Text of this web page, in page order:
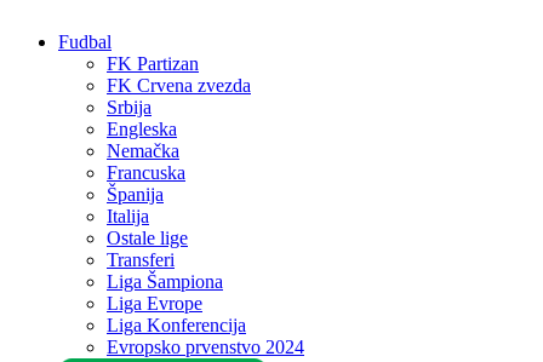
Fudbal
FK Partizan
FK Crvena zvezda
Srbija
Engleska
Nemačka
Francuska
Španija
Italija
Ostale lige
Transferi
Liga Šampiona
Liga Evrope
Liga Konferencija
Evropsko prvenstvo 2024